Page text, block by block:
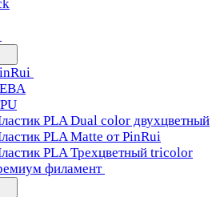
PLA Dual color двухцветный
PLA Matte от PinRui
PLA Трехцветный tricolor
филамент